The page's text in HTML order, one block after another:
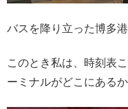
バスを降り立った博多港
このとき私は、時刻表
ーミナルがどこにある